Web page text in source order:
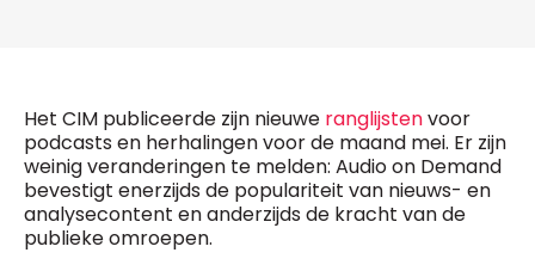
Het CIM publiceerde zijn nieuwe ranglijstenvoor
podcasts en herhalingen voor de maand mei. Er zijn
weinig veranderingen te melden: Audio on Demand
bevestigt enerzijds de populariteit van nieuws- en
analysecontent en anderzijds de kracht van de
publieke omroepen.
Managing Director
Jean-Vianney Philippe
0471 92 01 98
jeanvianney@mm.be
General Manager
zoektermen, zodat er op de exacte combinatie
gezocht wordt.
Gebruik hetplusteken (+)tussen de zoektermen
als u op zoek wilt gaan naar artikels die één of
meerdere van deze woorden vermelden.
Bedrijfsabonnement